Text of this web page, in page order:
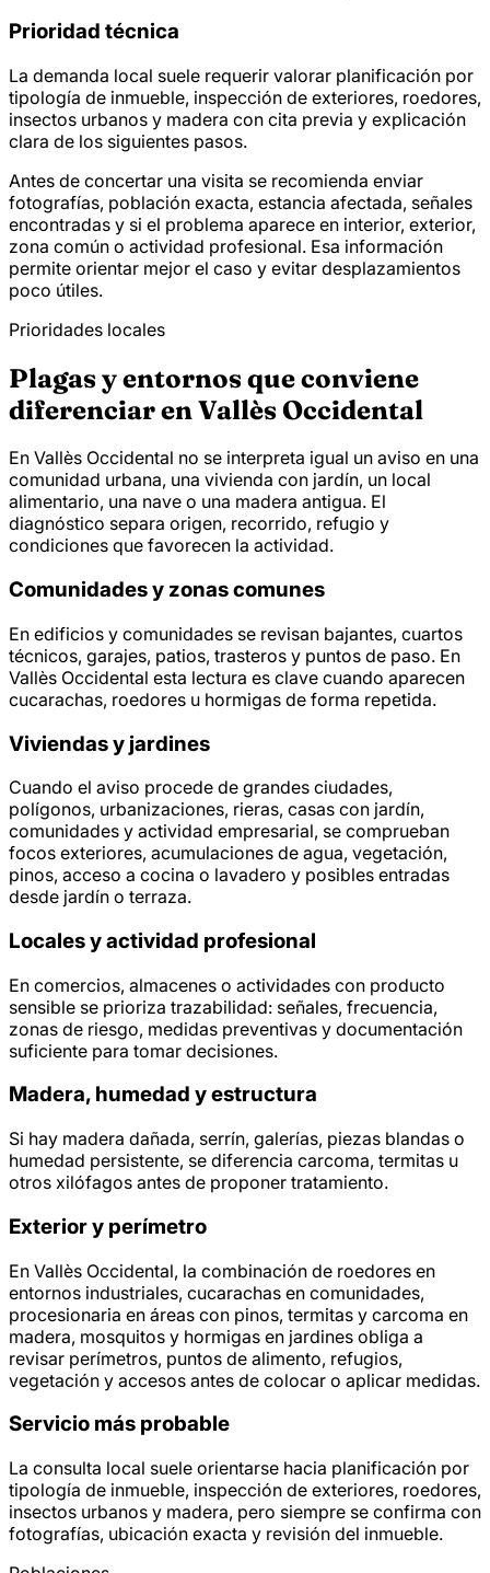
Prioridad técnica
La demanda local suele requerir valorar planificación por
tipología de inmueble, inspección de exteriores, roedores,
insectos urbanos y madera con cita previa y explicación
clara de los siguientes pasos.
Antes de concertar una visita se recomienda enviar
fotografías, población exacta, estancia afectada, señales
encontradas y si el problema aparece en interior, exterior,
zona común o actividad profesional. Esa información
permite orientar mejor el caso y evitar desplazamientos
poco útiles.
Prioridades locales
Plagas y entornos que conviene
diferenciar en Vallès Occidental
En Vallès Occidental no se interpreta igual un aviso en una
comunidad urbana, una vivienda con jardín, un local
alimentario, una nave o una madera antigua. El
diagnóstico separa origen, recorrido, refugio y
condiciones que favorecen la actividad.
Comunidades y zonas comunes
En edificios y comunidades se revisan bajantes, cuartos
técnicos, garajes, patios, trasteros y puntos de paso. En
Vallès Occidental esta lectura es clave cuando aparecen
cucarachas, roedores u hormigas de forma repetida.
Viviendas y jardines
Cuando el aviso procede de grandes ciudades,
polígonos, urbanizaciones, rieras, casas con jardín,
comunidades y actividad empresarial, se comprueban
focos exteriores, acumulaciones de agua, vegetación,
pinos, acceso a cocina o lavadero y posibles entradas
desde jardín o terraza.
Locales y actividad profesional
En comercios, almacenes o actividades con producto
sensible se prioriza trazabilidad: señales, frecuencia,
zonas de riesgo, medidas preventivas y documentación
suficiente para tomar decisiones.
Madera, humedad y estructura
Si hay madera dañada, serrín, galerías, piezas blandas o
humedad persistente, se diferencia carcoma, termitas u
otros xilófagos antes de proponer tratamiento.
Exterior y perímetro
En Vallès Occidental, la combinación de roedores en
entornos industriales, cucarachas en comunidades,
procesionaria en áreas con pinos, termitas y carcoma en
madera, mosquitos y hormigas en jardines obliga a
revisar perímetros, puntos de alimento, refugios,
vegetación y accesos antes de colocar o aplicar medidas.
Servicio más probable
La consulta local suele orientarse hacia planificación por
tipología de inmueble, inspección de exteriores, roedores,
insectos urbanos y madera, pero siempre se confirma con
fotografías, ubicación exacta y revisión del inmueble.